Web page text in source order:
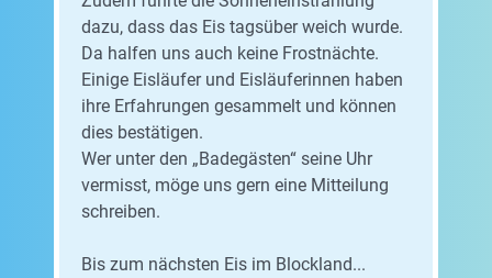
dazu, dass das Eis tagsüber weich wurde.
Da halfen uns auch keine Frostnächte.
Einige Eisläufer und Eisläuferinnen haben
ihre Erfahrungen gesammelt und können
dies bestätigen.
Wer unter den „Badegästen“ seine Uhr
vermisst, möge uns gern eine Mitteilung
schreiben.
Bis zum nächsten Eis im Blockland...